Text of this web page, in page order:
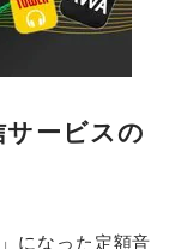
ービスの
になった定額音